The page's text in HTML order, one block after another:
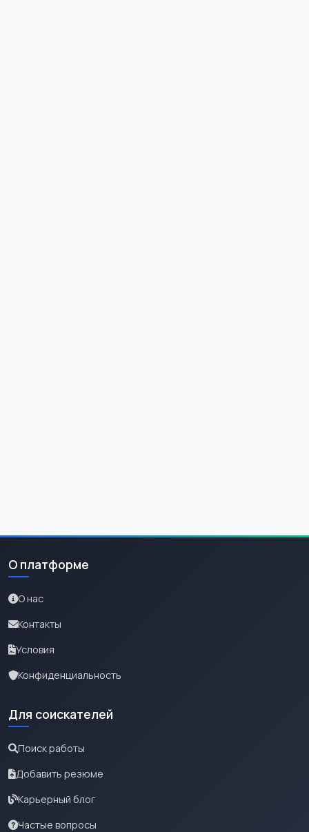
О платформе
О нас
Контакты
Условия
Конфиденциальность
Для соискателей
Поиск работы
Добавить резюме
Карьерный блог
Частые вопросы